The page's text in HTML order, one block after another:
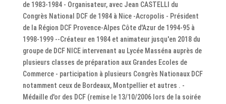
de 1983-1984 - Organisateur, avec Jean CASTELLI du
Congrès National DCF de 1984 à Nice -Acropolis - Président
de la Région DCF Provence-Alpes Côte d'Azur de 1994-95 à
1998-1999 --Créateur en 1984 et animateur jusqu'en 2018 du
groupe de DCF NICE intervenant au Lycée Masséna auprès de
plusieurs classes de préparation aux Grandes Ecoles de
Commerce - participation à plusieurs Congrès Nationaux DCF
notamment ceux de Bordeaux, Montpellier et autres . -
Médaille d'or des DCF (remise le 13/10/2006 lors de la soirée